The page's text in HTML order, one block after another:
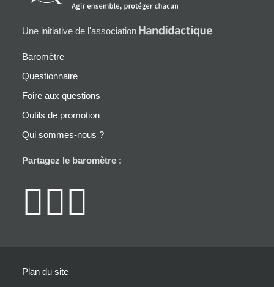
Une initiative de l'association
Baromètre
Questionnaire
Foire aux questions
Outils de promotion
Qui sommes-nous ?
Partagez le baromètre :
Partager un
Partager un
Partager un
Plan du site